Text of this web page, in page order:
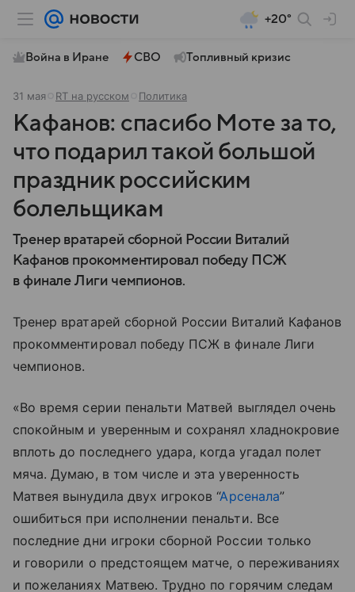
+20°
Война в Иране СВО Топливный кризис
31 мая RT на русском Политика
Кафанов: спасибо Моте за то,
что подарил такой большой
праздник российским
болельщикам
Тренер вратарей сборной России Виталий
Кафанов прокомментировал победу ПСЖ
в финале Лиги чемпионов.
Тренер вратарей сборной России Виталий Кафанов
прокомментировал победу ПСЖ в финале Лиги
чемпионов.
«Во время серии пенальти Матвей выглядел очень
спокойным и уверенным и сохранял хладнокровие
вплоть до последнего удара, когда угадал полет
мяча. Думаю, в том числе и эта уверенность
Матвея вынудила двух игроков “Арсенала”
ошибиться при исполнении пенальти. Все
последние дни игроки сборной России только
и говорили о предстоящем матче, о переживаниях
и пожеланиях Матвею. Трудно по горячим следам